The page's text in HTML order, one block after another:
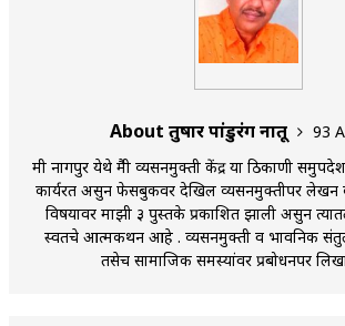
About तुषार पांडुरंग नातू
93
मी नागपुर येथे मैत्री व्यसनमुक्ती केंद्र या ठिकाणी
कार्यरत असुन फेसबुकवर देखिल व्यसनमुक्तीपर लेखन
विषयावर माझी ३ पुस्तके प्रकाशित झाली असुन
स्वतचे आत्मकथन आहे . व्यसनमुक्ती व भावनिक
तसेच सामाजिक समस्यांवर प्रबोधनपर